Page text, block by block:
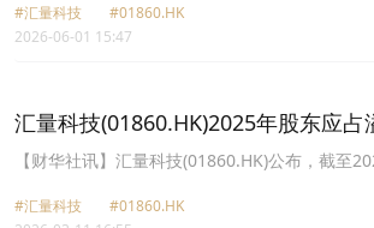
3422.5万美元，同比增长60.58%；每股基本盈
团实现经调整后利润净额2421万美元，同比增长
#汇量科技
#01860.HK
2026-06-01 15:47
汇量科技(01860.HK)2025年股东应占
元 同比增长291.46%​
【财华社讯】汇量科技(01860.HK)公布，截至
6161.9万美元，同比增长291.46%；经调整后利
#汇量科技
#01860.HK